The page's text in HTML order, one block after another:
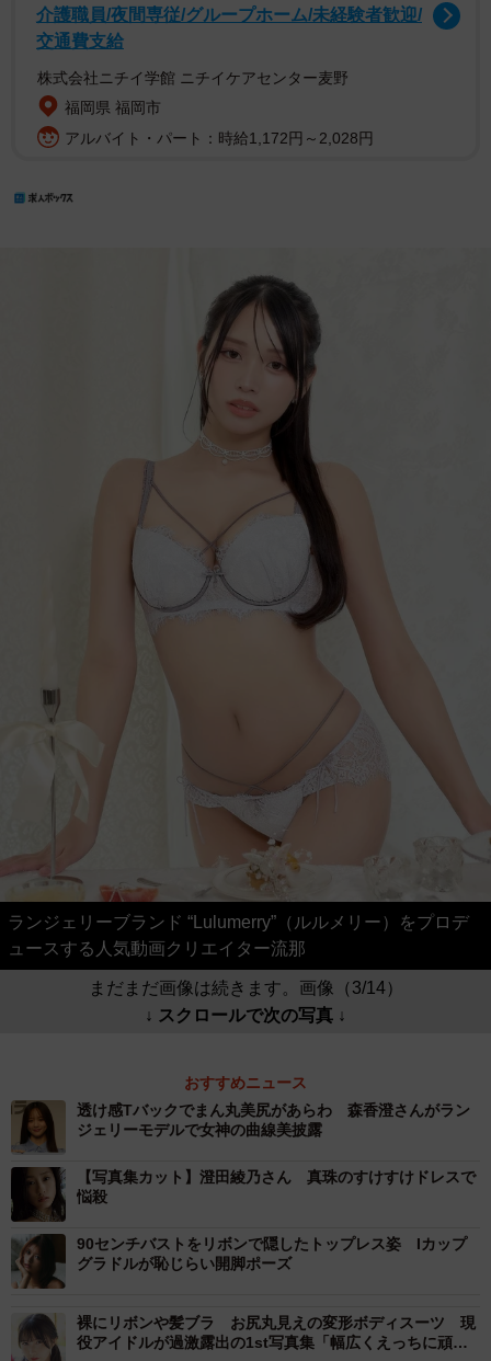
介護職員/夜間専従/グループホーム/未経験者歓迎/
交通費支給
株式会社ニチイ学館 ニチイケアセンター麦野
福岡県 福岡市
アルバイト・パート：時給1,172円～2,028円
ランジェリーブランド “Lulumerry”（ルルメリー）をプロデ
ュースする人気動画クリエイター流那
まだまだ画像は続きます。画像（3/14）
↓ スクロールで次の写真 ↓
おすすめニュース
透け感Tバックでまん丸美尻があらわ 森香澄さんがラン
ジェリーモデルで女神の曲線美披露
【写真集カット】澄田綾乃さん 真珠のすけすけドレスで
悩殺
90センチバストをリボンで隠したトップレス姿 Iカップ
グラドルが恥じらい開脚ポーズ
裸にリボンや髪ブラ お尻丸見えの変形ボディスーツ 現
役アイドルが過激露出の1st写真集「幅広くえっちに頑張